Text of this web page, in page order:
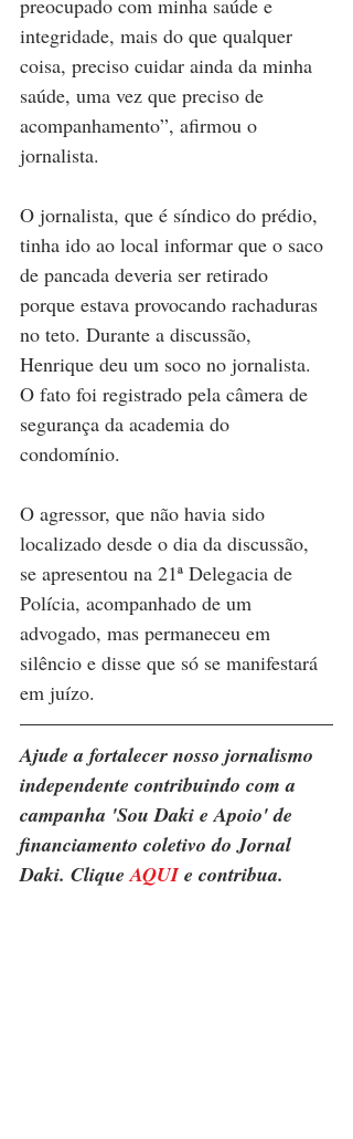
preocupado com minha saúde e
integridade, mais do que qualquer
coisa, preciso cuidar ainda da minha
saúde, uma vez que preciso de
acompanhamento”, afirmou o
jornalista.
O jornalista, que é síndico do prédio,
tinha ido ao local informar que o saco
de pancada deveria ser retirado
porque estava provocando rachaduras
no teto. Durante a discussão,
Henrique deu um soco no jornalista.
O fato foi registrado pela câmera de
segurança da academia do
condomínio.
O agressor, que não havia sido
localizado desde o dia da discussão,
se apresentou na 21ª Delegacia de
Polícia, acompanhado de um
advogado, mas permaneceu em
silêncio e disse que só se manifestará
em juízo.
Ajude a fortalecer nosso jornalismo
independente contribuindo com a
campanha 'Sou Daki e Apoio' de
financiamento coletivo do Jornal
Daki. Clique AQUI e contribua.